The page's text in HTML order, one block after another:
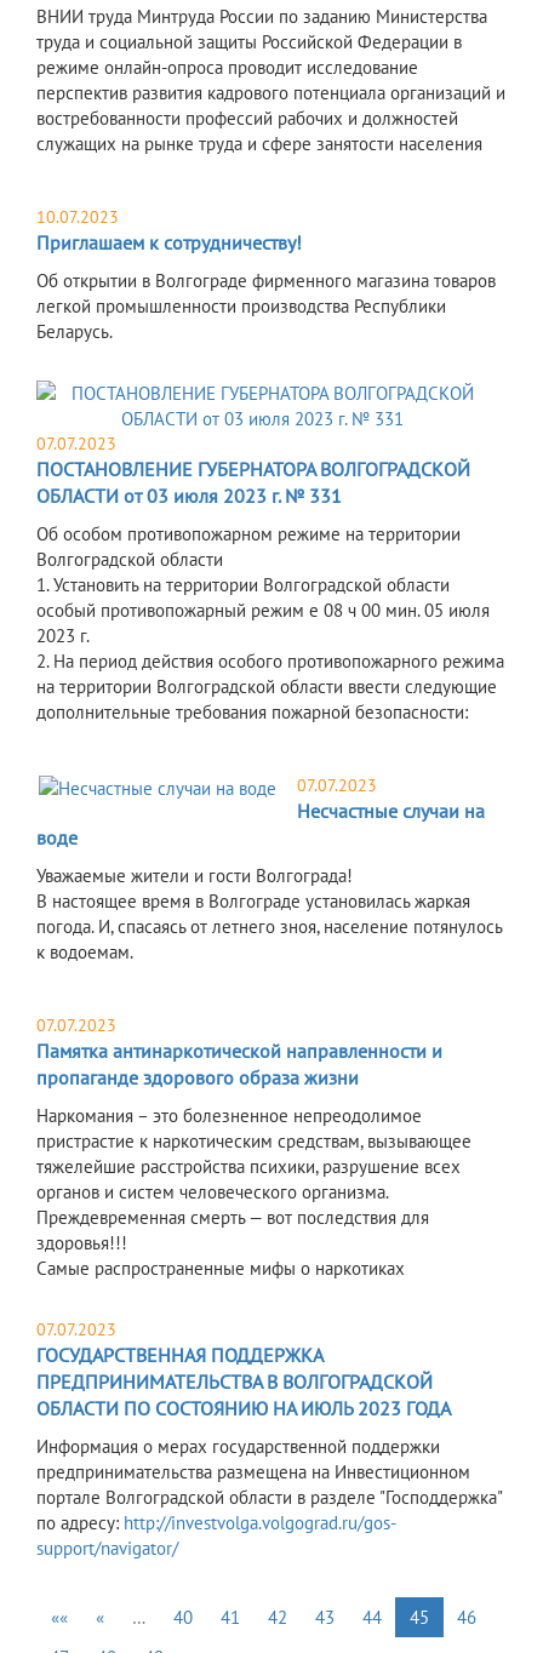
ВНИИ труда Минтруда России по заданию Министерства
труда и социальной защиты Российской Федерации в
режиме онлайн-опроса проводит исследование
перспектив развития кадрового потенциала организаций и
востребованности профессий рабочих и должностей
служащих на рынке труда и сфере занятости населения
10.07.2023
Приглашаем к сотрудничеству!
Об открытии в Волгограде фирменного магазина товаров
легкой промышленности производства Республики
Беларусь.
07.07.2023
ПОСТАНОВЛЕНИЕ ГУБЕРНАТОРА ВОЛГОГРАДСКОЙ
ОБЛАСТИ от 03 июля 2023 г. № 331
Об особом противопожарном режиме на территории
Волгоградской области
1. Установить на территории Волгоградской области
особый противопожарный режим е 08 ч 00 мин. 05 июля
2023 г.
2. На период действия особого противопожарного режима
на территории Волгоградской области ввести следующие
дополнительные требования пожарной безопасности:
07.07.2023
Несчастные случаи на
воде
Уважаемые жители и гости Волгограда!
В настоящее время в Волгограде установилась жаркая
погода. И, спасаясь от летнего зноя, население потянулось
к водоемам.
07.07.2023
Памятка антинаркотической направленности и
пропаганде здорового образа жизни
Наркомания – это болезненное непреодолимое
пристрастие к наркотическим средствам, вызывающее
тяжелейшие расстройства психики, разрушение всех
органов и систем человеческого организма.
Преждевременная смерть — вот последствия для
здоровья!!!
Самые распространенные мифы о наркотиках
07.07.2023
ГОСУДАРСТВЕННАЯ ПОДДЕРЖКА
ПРЕДПРИНИМАТЕЛЬСТВА В ВОЛГОГРАДСКОЙ
ОБЛАСТИ ПО СОСТОЯНИЮ НА ИЮЛЬ 2023 ГОДА
Информация о мерах государственной поддержки
предпринимательства размещена на Инвестиционном
портале Волгоградской области в разделе "Господдержка"
по адресу: http://investvolga.volgograd.ru/gos-
support/navigator/
«« « … 40 41 42 43 44 45
46